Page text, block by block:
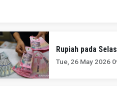
Rupiah pada
Tue, 26 May 2026